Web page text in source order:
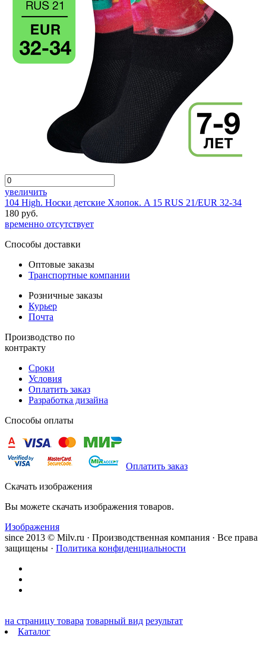
увеличить
104 High. Носки детские Хлопок. A 15 RUS 21/EUR 32-34
180 руб.
временно отсутствует
Способы доставки
Оптовые заказы
Транспортные компании
Розничные заказы
Курьер
Почта
Производство по
контракту
Сроки
Условия
Оплатить заказ
Разработка дизайна
Способы оплаты
Оплатить заказ
Скачать изображения
Вы можете скачать изображения товаров.
Изображения
since 2013 © Milv.ru · Производственная компания · Все права
защищены · Политика конфиденциальности
на страницу товара товарный вид результат
Каталог